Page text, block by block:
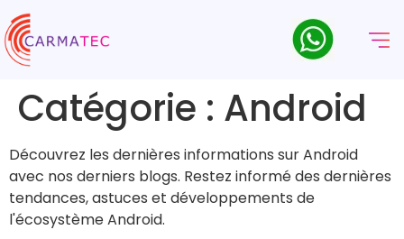
Catégorie : Android
Découvrez les dernières informations sur Android
avec nos derniers blogs. Restez informé des dernières
tendances, astuces et développements de
l'écosystème Android.